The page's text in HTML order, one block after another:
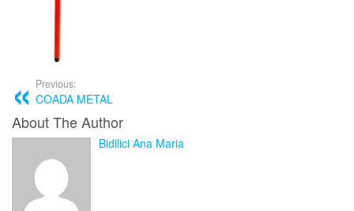
Previous:
COADA METAL
About The Author
Bidilici Ana Maria